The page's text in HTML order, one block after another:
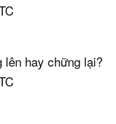
lên hay chững lại?